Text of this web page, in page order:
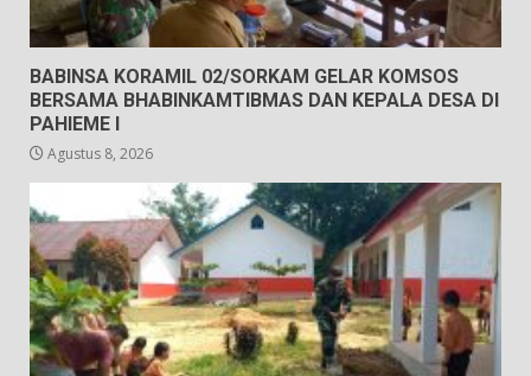
BABINSA KORAMIL 02/SORKAM GELAR KOMSOS
BERSAMA BHABINKAMTIBMAS DAN KEPALA DESA DI
PAHIEME I
Agustus 8, 2026